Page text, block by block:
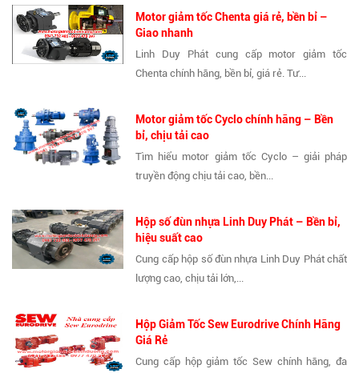
Motor giảm tốc Chenta giá rẻ, bền bỉ –
Giao nhanh
Linh Duy Phát cung cấp motor giảm tốc
Chenta chính hãng, bền bỉ, giá rẻ. Tư...
Motor giảm tốc Cyclo chính hãng – Bền
bỉ, chịu tải cao
Tìm hiểu motor giảm tốc Cyclo – giải pháp
truyền động chịu tải cao, bền...
Hộp số đùn nhựa Linh Duy Phát – Bền bỉ,
hiệu suất cao
Cung cấp hộp số đùn nhựa Linh Duy Phát chất
lượng cao, chịu tải lớn,...
Hộp Giảm Tốc Sew Eurodrive Chính Hãng
Giá Rẻ
Cung cấp hộp giảm tốc Sew chính hãng, đa